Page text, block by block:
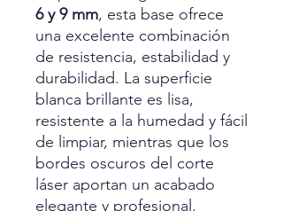
6 y 9 mm, esta base ofrece
una excelente combinación
de resistencia, estabilidad y
durabilidad. La superficie
blanca brillante es lisa,
resistente a la humedad y fácil
de limpiar, mientras que los
bordes oscuros del corte
láser aportan un acabado
elegante y profesional.